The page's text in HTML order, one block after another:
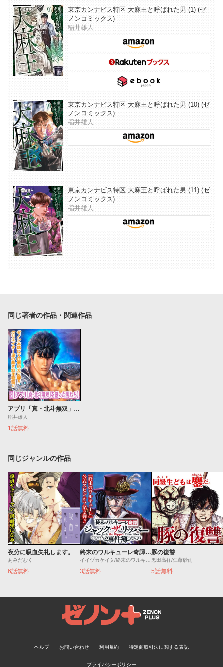
東京カンナビス特区 大麻王と呼ばれた男 (1) (ゼ
ノンコミックス)
稲井雄人
東京カンナビス特区 大麻王と呼ばれた男 (10) (ゼ
ノンコミックス)
稲井雄人
東京カンナビス特区 大麻王と呼ばれた男 (11) (ゼ
ノンコミックス)
稲井雄人
同じ著者の作品・関連作品
アプリ「真・北斗無双」を創った男たち
稲井雄人
1話無料
同じジャンルの作品
夜分に吸血失礼します。
あみだむく
6話無料
終末のワルキューレ奇譚 ジャック・ザ・リッパーの事件簿
3話無料
豚の復讐
黒田高祥/仁藤砂雨
5話無料
ゼノンプラス
ヘルプ お問い合わせ 利用規約 特定商取引法に関する表記
プライバシーポリシー